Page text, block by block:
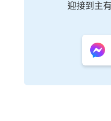
個門徒之中，他被
心，從未對他發過
話語，耶穌的吃、
去自己以往一切老
迎接到主